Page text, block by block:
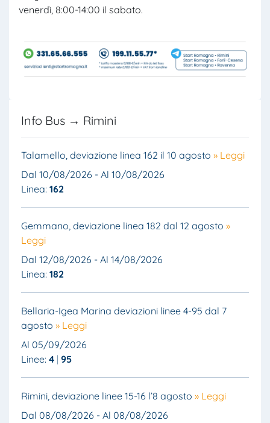
venerdì, 8:00-14:00 il sabato.
Info Bus → Rimini
Talamello, deviazione linea 162 il 10 agosto » Leggi
Dal 10/08/2026 - Al 10/08/2026
Linea: 162
Gemmano, deviazione linea 182 dal 12 agosto »
Leggi
Dal 12/08/2026 - Al 14/08/2026
Linea: 182
Bellaria-Igea Marina deviazioni linee 4-95 dal 7
agosto » Leggi
Al 05/09/2026
Linee: 4 95
Rimini, deviazione linee 15-16 l’8 agosto » Leggi
Dal 08/08/2026 - Al 08/08/2026